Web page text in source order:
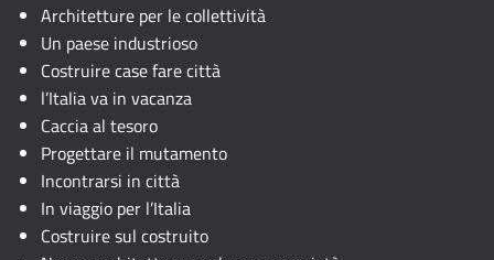
Architetture per le collettività
Un paese industrioso
Costruire case fare città
l’Italia va in vacanza
Caccia al tesoro
Progettare il mutamento
Incontrarsi in città
In viaggio per l’Italia
Costruire sul costruito